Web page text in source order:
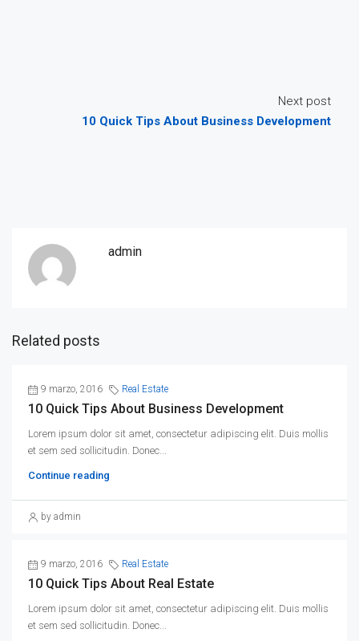
Next post
10 Quick Tips About Business Development
admin
Related posts
9 marzo, 2016 Real Estate
10 Quick Tips About Business Development
Lorem ipsum dolor sit amet, consectetur adipiscing elit. Duis mollis
et sem sed sollicitudin. Donec...
Continue reading
by admin
9 marzo, 2016 Real Estate
10 Quick Tips About Real Estate
Lorem ipsum dolor sit amet, consectetur adipiscing elit. Duis mollis
et sem sed sollicitudin. Donec...